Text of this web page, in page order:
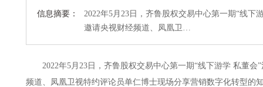
信息摘要：
2022年5月23日，齐鲁股权交易中心第一期“线
邀请央视财经频道、凤凰卫…
2022年5月23日，齐鲁股权交易中心第一期“线下游学 私董会
频道、凤凰卫视特约评论员单仁博士现场分享营销数字化转型的